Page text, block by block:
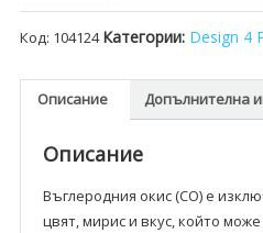
CO
детектор
Код: 104124 Категории: Design 4
Описание Допълнителна
Описание
Въглеродния окис (CO) е
цвят, мирис и вкус, който